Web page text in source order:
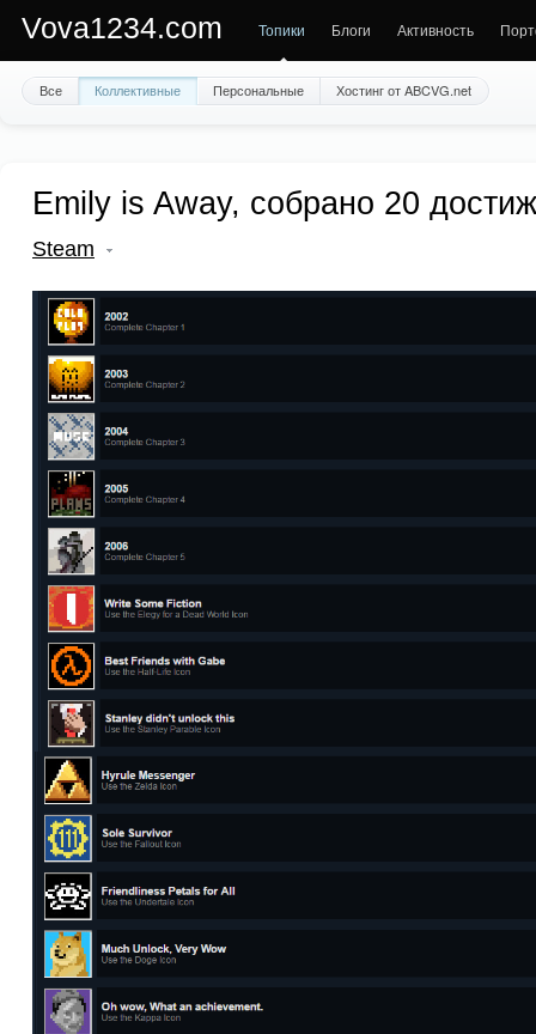
Vova1234.com Топики Блоги Активность
Все Коллективные Персональные Хостинг от ABCVG.net
Emily is Away, собрано 20
Steam